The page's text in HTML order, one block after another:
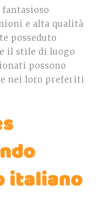
e alta qualità
posseduto
il stile di luogo
possono
nei loro preferiti
italiano